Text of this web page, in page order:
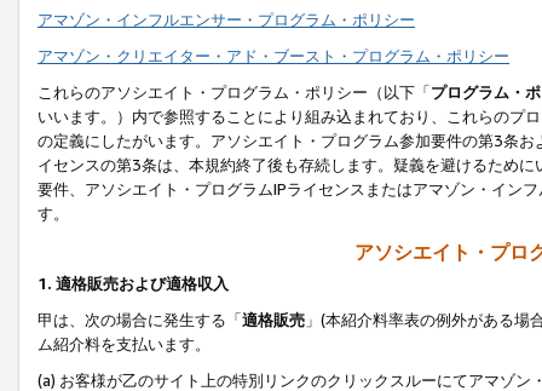
アマゾン・インフルエンサー・プログラム・ポリシー
アマゾン・クリエイター・アド・ブースト・プログラム・ポリシー
これらのアソシエイト・プログラム・ポリシー（以下「プログラム・
いいます。）内で参照することにより組み込まれており、これらのプ
の定義にしたがいます。アソシエイト・プログラム参加要件の第3条
イセンスの第3条は、本規約終了後も存続します。疑義を避けるため
要件、アソシエイト・プログラムIPライセンスまたはアマゾン・イン
す。
アソシエイト・プロ
1. 適格販売および適格収入
甲は、次の場合に発生する「適格販売 」(本紹介料率表の例外がある
ム紹介料を支払います。
(a) お客様が乙のサイト上の特別リンクのクリックスルーにてアマゾン